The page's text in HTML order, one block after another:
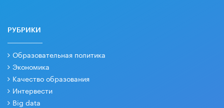
РУБРИКИ
Образовательная политика
Экономика
Качество образования
Интервести
Big data